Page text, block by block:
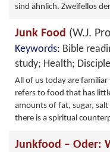
sind ähnlich. Zweifellos
Junk Food (W.J.
Keywords: Bible
study; Health;
All of us today are
refers to food that has
amounts of fat, sugar,
there is a spiritual
Junkfood – Oder: